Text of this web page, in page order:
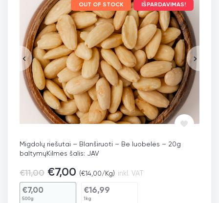
OUT OF STOCK IŠPARDAVIMAS!
Migdolų riešutai – Blanširuoti – Be luobelės – 20g
baltymųKilmės šalis: JAV
€11,00 €7,00 (€14,00/Kg) inkl. VAT
€7,00
500g
€16,99
1kg